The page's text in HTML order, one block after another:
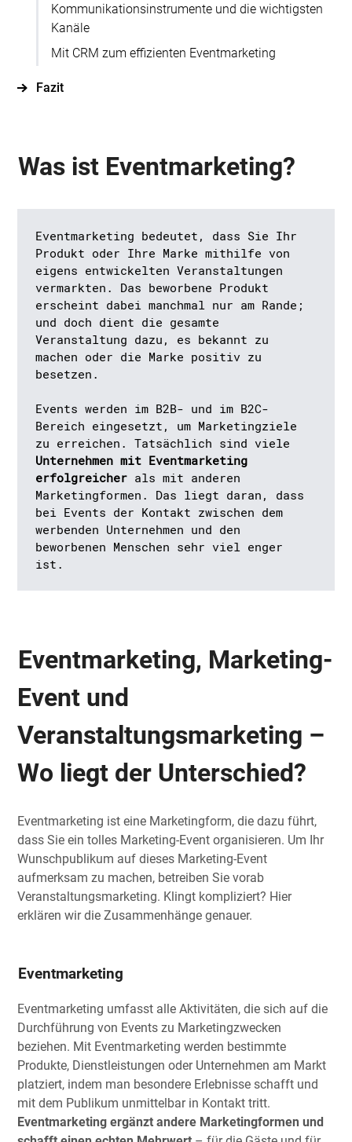
Kommunikationsinstrumente und die wichtigsten
Kanäle
Mit CRM zum effizienten Eventmarketing
Fazit
Was ist Eventmarketing?
Eventmarketing bedeutet, dass Sie Ihr
Produkt oder Ihre Marke mithilfe von
eigens entwickelten Veranstaltungen
vermarkten. Das beworbene Produkt
erscheint dabei manchmal nur am Rande;
und doch dient die gesamte
Veranstaltung dazu, es bekannt zu
machen oder die Marke positiv zu
besetzen.
Events werden im B2B- und im B2C-
Bereich eingesetzt, um Marketingziele
zu erreichen. Tatsächlich sind viele
Unternehmen mit Eventmarketing
erfolgreicher als mit anderen
Marketingformen. Das liegt daran, dass
bei Events der Kontakt zwischen dem
werbenden Unternehmen und den
beworbenen Menschen sehr viel enger
ist.
Eventmarketing, Marketing-
Event und
Veranstaltungsmarketing –
Wo liegt der Unterschied?
Eventmarketing ist eine Marketingform, die dazu führt,
dass Sie ein tolles Marketing-Event organisieren. Um Ihr
Wunschpublikum auf dieses Marketing-Event
aufmerksam zu machen, betreiben Sie vorab
Veranstaltungsmarketing. Klingt kompliziert? Hier
erklären wir die Zusammenhänge genauer.
Eventmarketing
Eventmarketing umfasst alle Aktivitäten, die sich auf die
Durchführung von Events zu Marketingzwecken
beziehen. Mit Eventmarketing werden bestimmte
Produkte, Dienstleistungen oder Unternehmen am Markt
platziert, indem man besondere Erlebnisse schafft und
mit dem Publikum unmittelbar in Kontakt tritt.
Eventmarketing ergänzt andere Marketingformen und